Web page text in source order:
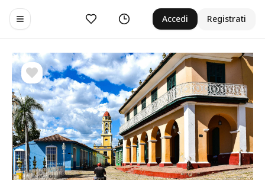
Toggle navigation menu
Preferiti Cronologia Accedi Registrati